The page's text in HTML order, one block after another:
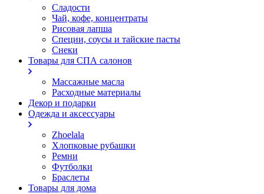
Сладости
Чай, кофе, концентраты
Рисовая лапша
Специи, соусы и тайские пасты
Снеки
Товары для СПА салонов
Массажные масла
Расходные материалы
Декор и подарки
Одежда и аксессуары
Zhoelala
Хлопковые рубашки
Ремни
Футболки
Браслеты
Товары для дома